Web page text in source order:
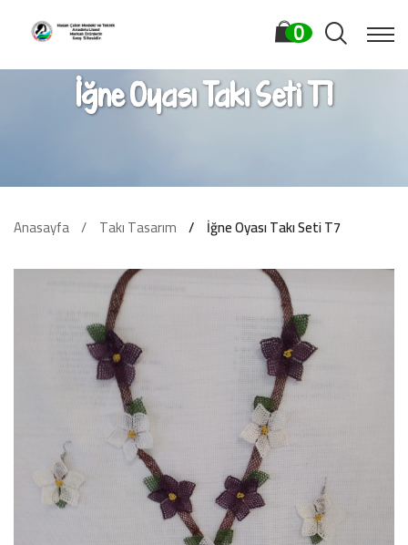
0
İğne Oyası Takı Seti T7
Anasayfa Takı Tasarım İğne Oyası Takı Seti T7